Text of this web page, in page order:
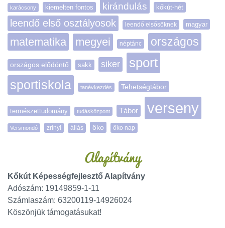
karácsony kiemelten fontos kirándulás kőkút-hét
leendő első osztályosok leendő elsősöknek magyar
matematika megyei néptánc országos
országos elődöntő sakk siker sport
sportiskola tanévkezdés Tehetségtábor
természettudomány tudásközpont Tábor verseny
Versmondó zrínyi állás öko öko nap
Alapítvány
Kőkút Képességfejlesztő Alapítvány
Adószám: 19149859-1-11
Számlaszám: 63200119-14926024
Köszönjük támogatásukat!